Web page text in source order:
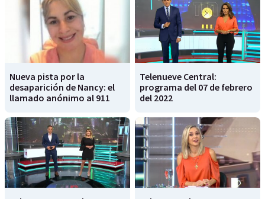
Nueva pista por la
desaparición de Nancy: el
llamado anónimo al 911
Telenueve Central:
programa del 07 de febrero
del 2022